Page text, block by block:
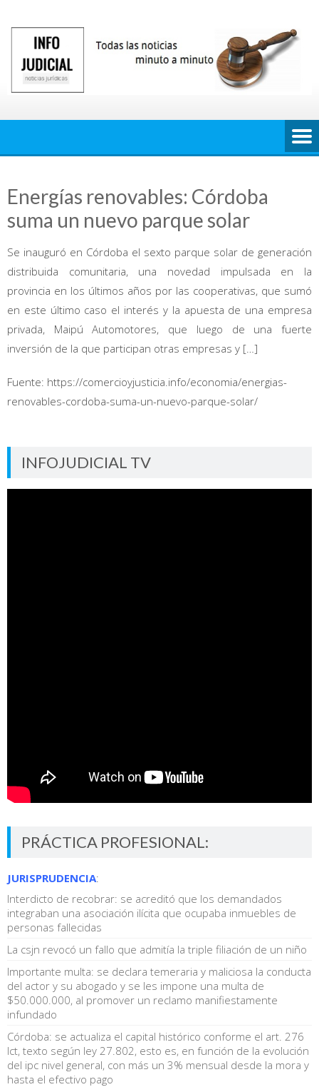
contenido
Energías renovables: Córdoba
suma un nuevo parque solar
Se inauguró en Córdoba el sexto parque solar de generación
distribuida comunitaria, una novedad impulsada en la
provincia en los últimos años por las cooperativas, que sumó
en este último caso el interés y la apuesta de una empresa
privada, Maipú Automotores, que luego de una fuerte
inversión de la que participan otras empresas y […]
Fuente: https://comercioyjusticia.info/economia/energias-
renovables-cordoba-suma-un-nuevo-parque-solar/
INFOJUDICIAL TV
PRÁCTICA PROFESIONAL:
JURISPRUDENCIA:
Interdicto de recobrar: se acreditó que los demandados
integraban una asociación ilícita que ocupaba inmuebles de
personas fallecidas
La csjn revocó un fallo que admitía la triple filiación de un niño
Importante multa: se declara temeraria y maliciosa la conducta
del actor y su abogado y se les impone una multa de
$50.000.000, al promover un reclamo manifiestamente
infundado
Córdoba: se actualiza el capital histórico conforme el art. 276
lct, texto según ley 27.802, esto es, en función de la evolución
del ipc nivel general, con más un 3% mensual desde la mora y
hasta el efectivo pago